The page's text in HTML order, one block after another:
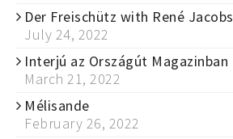
Der Freischütz with René Jacobs
July 24, 2022
Interjú az Országút Magazinban
March 21, 2022
Mélisande
February 26, 2022